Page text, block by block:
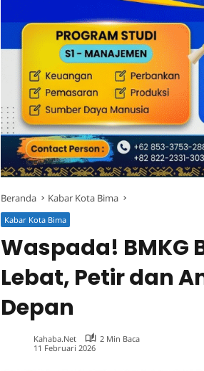
Beranda Kabar Kota Bima
Kabar Kota Bima
Waspada! BMKG
Lebat, Petir dan
Depan
Kahaba.net
2 Min Baca
11 Februari 2026